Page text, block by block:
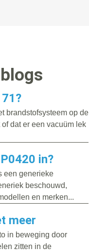
brandstofsysteem op de
dat er een vacuüm lek
in?
een generieke
beschouwd,
en merken...
meer
in beweging door
zitten in de